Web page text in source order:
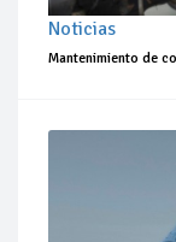
Noticias
Mantenimiento de